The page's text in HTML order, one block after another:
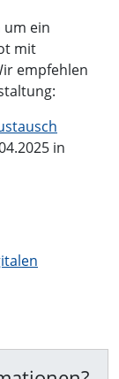
um ein
mit
empfehlen
in